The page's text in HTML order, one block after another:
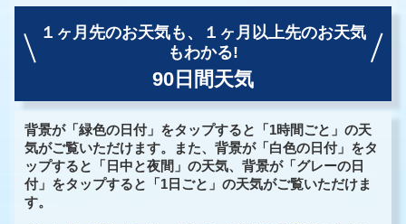
１ヶ月先のお天気も、
１ヶ月以上先のお天気
もわかる!
90日間天気
背景が「緑色の日付」をタップすると「1時間ごと」の天
気がご覧いただけます。また、背景が「白色の日付」をタ
ップすると「日中と夜間」の天気、背景が「グレーの日
付」をタップすると「1日ごと」の天気がご覧いただけま
す。